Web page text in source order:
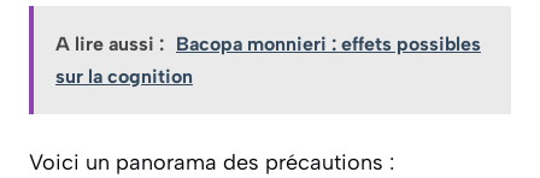
A lire aussi : Bacopa monnieri : effets possibles
sur la cognition
Voici un panorama des précautions :